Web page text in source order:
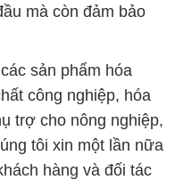
mà còn đảm bảo
sản phẩm hóa
công nghiệp, hóa
trợ cho nông nghiệp,
tôi xin một lần nữa
hàng và đối tác